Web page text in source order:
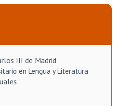
III de Madrid
en Lengua y Literatura